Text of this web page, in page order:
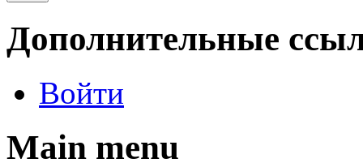
Дополнительные
Войти
Main menu